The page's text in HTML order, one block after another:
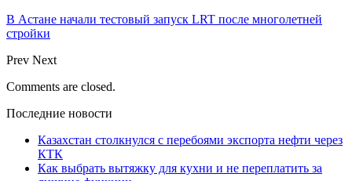
В Астане начали тестовый запуск LRT после многолетней
стройки
Prev Next
Comments are closed.
Последние новости
Казахстан столкнулся с перебоями экспорта нефти через
КТК
Как выбрать вытяжку для кухни и не переплатить за